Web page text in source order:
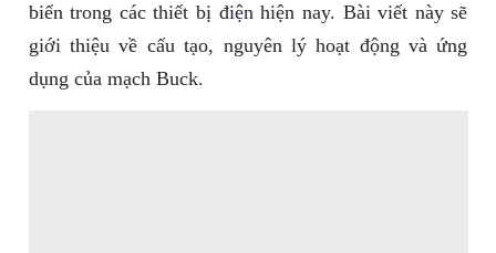
biến trong các thiết bị điện hiện nay. Bài viết này sẽ
giới thiệu về cấu tạo, nguyên lý hoạt động và ứng
dụng của mạch Buck.